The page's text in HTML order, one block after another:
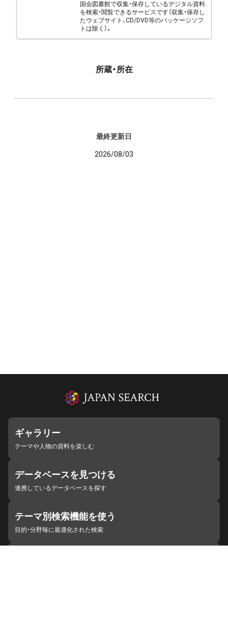
国会図書館で収集・保存しているデジタル資料
を検索・閲覧できるサービスです（収集・保存し
たウェブサイト、CD/DVD等のパッケージソフ
トは除く）。
所蔵・所在
最終更新日
2026/08/03
ギャラリー
テーマや人物の資料を楽しむ
データベースを見つける
連携しているデータベースを探す
テーマ別検索機能を使う
目的・分野毎に最適化された検索